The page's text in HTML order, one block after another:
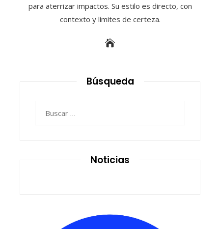
para aterrizar impactos. Su estilo es directo, con
contexto y límites de certeza.
Búsqueda
Noticias